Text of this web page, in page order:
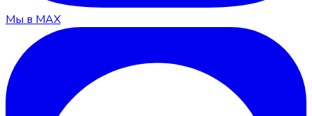
Мы в MAX